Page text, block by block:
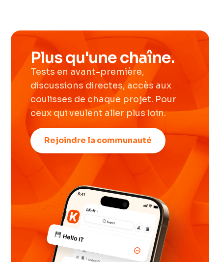
Plus qu'une chaîne.
Tests en avant-première,
discussions directes, accès aux
coulisses de chaque projet. Pour
ceux qui veulent aller plus loin.
Rejoindre la communauté